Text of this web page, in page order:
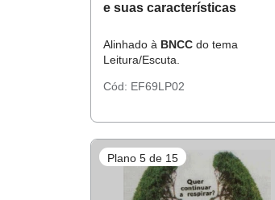
e suas características
Alinhado à BNCC do tema
Leitura/Escuta.
Cód: EF69LP02
Plano 5 de 15